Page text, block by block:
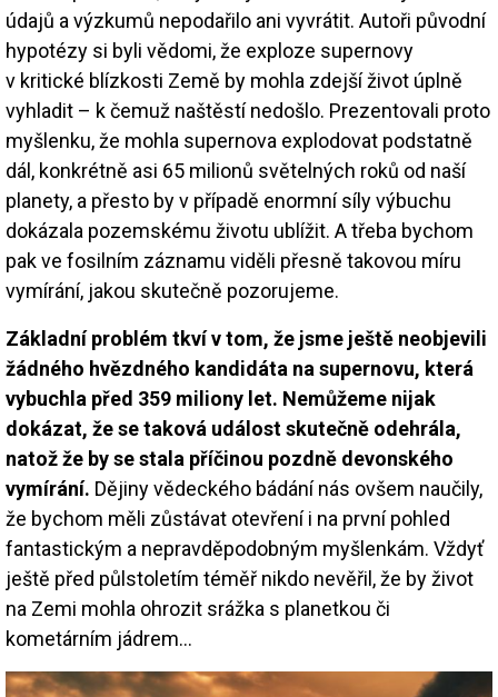
údajů a výzkumů nepodařilo ani vyvrátit. Autoři původní
hypotézy si byli vědomi, že exploze supernovy
v kritické blízkosti Země by mohla zdejší život úplně
vyhladit – k čemuž naštěstí nedošlo. Prezentovali proto
myšlenku, že mohla supernova explodovat podstatně
dál, konkrétně asi 65 milionů světelných roků od naší
planety, a přesto by v případě enormní síly výbuchu
dokázala pozemskému životu ublížit. A třeba bychom
pak ve fosilním záznamu viděli přesně takovou míru
vymírání, jakou skutečně pozorujeme.
Základní problém tkví v tom, že jsme ještě neobjevili
žádného hvězdného kandidáta na supernovu, která
vybuchla před 359 miliony let. Nemůžeme nijak
dokázat, že se taková událost skutečně odehrála,
natož že by se stala příčinou pozdně devonského
vymírání. Dějiny vědeckého bádání nás ovšem naučily,
že bychom měli zůstávat otevření i na první pohled
fantastickým a nepravděpodobným myšlenkám. Vždyť
ještě před půlstoletím téměř nikdo nevěřil, že by život
na Zemi mohla ohrozit srážka s planetkou či
kometárním jádrem…
Image